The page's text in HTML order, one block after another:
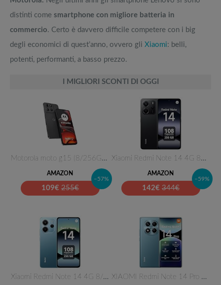
distinti come smartphone con migliore batteria in
commercio. Certo è davvero difficile competere con i big
degli economici di quest’anno, ovvero gli Xiaomi: belli,
potenti, performanti, a basso prezzo.
I MIGLIORI SCONTI DI OGGI
Motorola moto g15 (8/256GB, Do…
AMAZON
109€ 255€
–57%
Xiaomi Redmi Note 14 4G 8GB RA…
AMAZON
142€ 344€
–59%
Xiaomi Redmi Note 14 4G 8/256G… XIAOMI Redmi Note 14 Pro 8+256…